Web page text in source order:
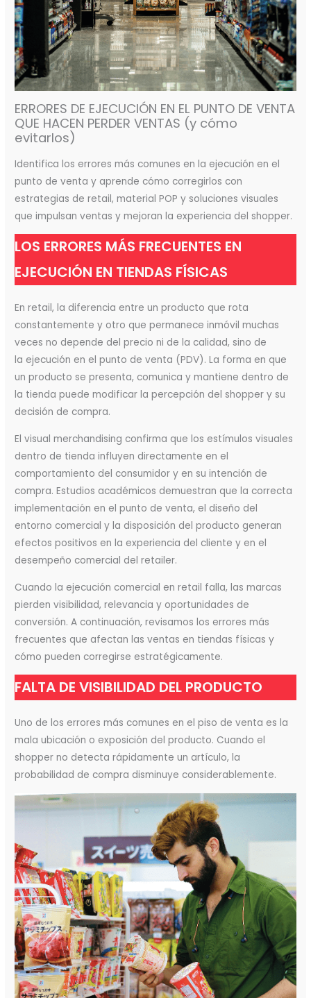
ERRORES DE EJECUCIÓN EN EL PUNTO DE VENTA
QUE HACEN PERDER VENTAS (y cómo
evitarlos)
Identifica los errores más comunes en la ejecución en el
punto de venta y aprende cómo corregirlos con
estrategias de retail, material POP y soluciones visuales
que impulsan ventas y mejoran la experiencia del shopper.
LOS ERRORES MÁS FRECUENTES EN
EJECUCIÓN EN TIENDAS FÍSICAS
En retail, la diferencia entre un producto que rota
constantemente y otro que permanece inmóvil muchas
veces no depende del precio ni de la calidad, sino de
la ejecución en el punto de venta (PDV). La forma en que
un producto se presenta, comunica y mantiene dentro de
la tienda puede modificar la percepción del shopper y su
decisión de compra.
El visual merchandising confirma que los estímulos visuales
dentro de tienda influyen directamente en el
comportamiento del consumidor y en su intención de
compra. Estudios académicos demuestran que la correcta
implementación en el punto de venta, el diseño del
entorno comercial y la disposición del producto generan
efectos positivos en la experiencia del cliente y en el
desempeño comercial del retailer.
Cuando la ejecución comercial en retail falla, las marcas
pierden visibilidad, relevancia y oportunidades de
conversión. A continuación, revisamos los errores más
frecuentes que afectan las ventas en tiendas físicas y
cómo pueden corregirse estratégicamente.
FALTA DE VISIBILIDAD DEL PRODUCTO
Uno de los errores más comunes en el piso de venta es la
mala ubicación o exposición del producto. Cuando el
shopper no detecta rápidamente un artículo, la
probabilidad de compra disminuye considerablemente.